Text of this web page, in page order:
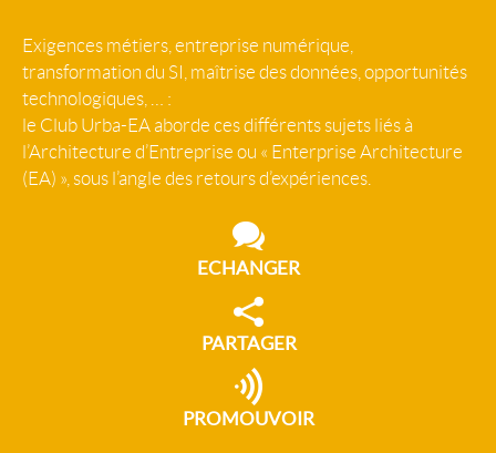
Exigences métiers, entreprise numérique,
transformation du SI, maîtrise des données, opportunités
technologiques, … :
le Club Urba-EA aborde ces différents sujets liés à
l’Architecture d’Entreprise ou « Enterprise Architecture
(EA) », sous l’angle des retours d’expériences.
ECHANGER
PARTAGER
PROMOUVOIR